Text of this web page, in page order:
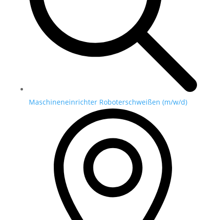
Maschineneinrichter Roboterschweißen (m/w/d)